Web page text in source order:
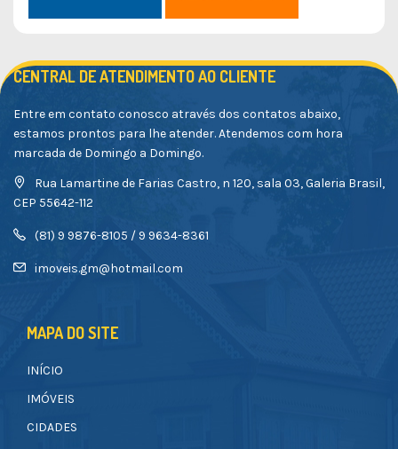
CENTRAL DE ATENDIMENTO AO CLIENTE
Entre em contato conosco através dos contatos abaixo,
estamos prontos para lhe atender. Atendemos com hora
marcada de Domingo a Domingo.
Rua Lamartine de Farias Castro, n 120, sala 03, Galeria Brasil,
CEP 55642-112
(81) 9 9876-8105 / 9 9634-8361
imoveis.gm@hotmail.com
MAPA DO SITE
INÍCIO
IMÓVEIS
CIDADES